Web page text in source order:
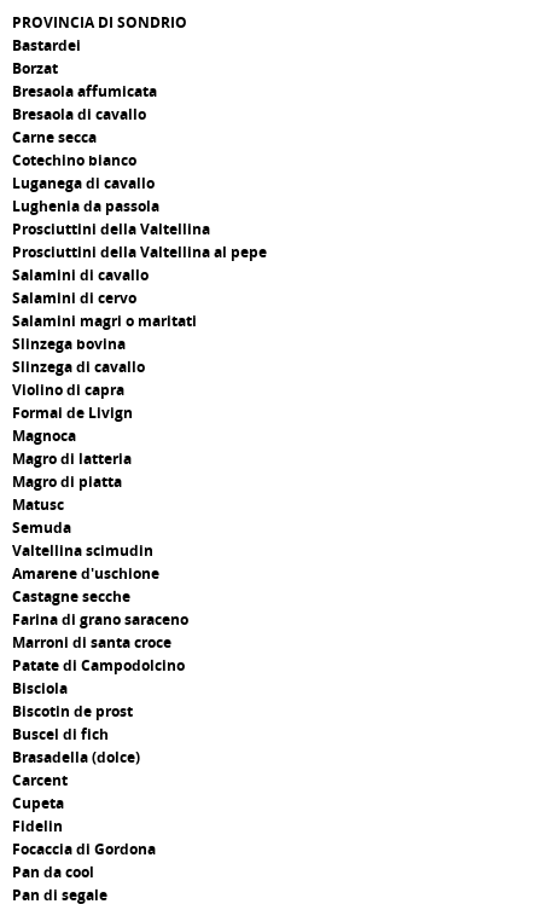
PROVINCIA DI SONDRIO
Bastardei
Borzat
Bresaola affumicata
Bresaola di cavallo
Carne secca
Cotechino bianco
Luganega di cavallo
Lughenia da passola
Prosciuttini della Valtellina
Prosciuttini della Valtellina al pepe
Salamini di cavallo
Salamini di cervo
Salamini magri o maritati
Slinzega bovina
Slinzega di cavallo
Violino di capra
Formai de Livign
Magnoca
Magro di latteria
Magro di piatta
Matusc
Semuda
Valtellina scimudin
Amarene d'uschione
Castagne secche
Farina di grano saraceno
Marroni di santa croce
Patate di Campodolcino
Bisciola
Biscotin de prost
Buscel di fich
Brasadella (dolce)
Carcent
Cupeta
Fidelin
Focaccia di Gordona
Pan da cool
Pan di segale